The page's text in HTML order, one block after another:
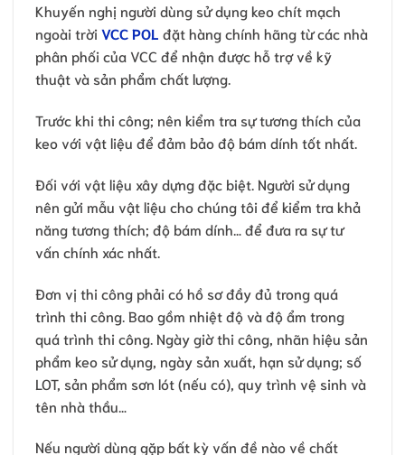
Khuyến nghị người dùng sử dụng keo chít mạch
ngoài trời VCC POL đặt hàng chính hãng từ các nhà
phân phối của VCC để nhận được hỗ trợ về kỹ
thuật và sản phẩm chất lượng.
Trước khi thi công; nên kiểm tra sự tương thích của
keo với vật liệu để đảm bảo độ bám dính tốt nhất.
Đối với vật liệu xây dựng đặc biệt. Người sử dụng
nên gửi mẫu vật liệu cho chúng tôi để kiểm tra khả
năng tương thích; độ bám dính… để đưa ra sự tư
vấn chính xác nhất.
Đơn vị thi công phải có hồ sơ đầy đủ trong quá
trình thi công. Bao gồm nhiệt độ và độ ẩm trong
quá trình thi công. Ngày giờ thi công, nhãn hiệu sản
phẩm keo sử dụng, ngày sản xuất, hạn sử dụng; số
LOT, sản phẩm sơn lót (nếu có), quy trình vệ sinh và
tên nhà thầu…
Nếu người dùng gặp bất kỳ vấn đề nào về chất